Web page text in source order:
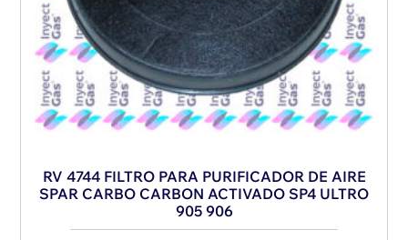
RV 4744 FILTRO PARA PURIFICADOR DE AIRE
SPAR CARBO CARBON ACTIVADO SP4 ULTRO
905 906